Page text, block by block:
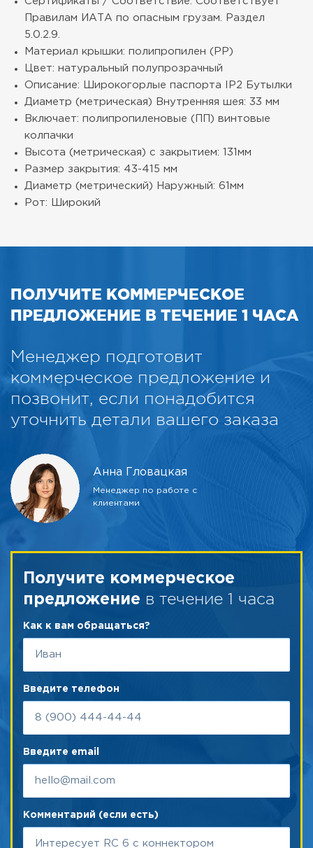
Правилам ИАТА по опасным грузам. Раздел
5.0.2.9.
Материал крышки: полипропилен (PP)
Цвет: натуральный полупрозрачный
Описание: Широкогорлые паспорта IP2 Бутылки
Диаметр (метрическая) Внутренняя шея: 33 мм
Включает: полипропиленовые (ПП) винтовые
колпачки
Высота (метрическая) с закрытием: 131мм
Размер закрытия: 43-415 мм
Диаметр (метрический) Наружный: 61мм
Рот: Широкий
ПОЛУЧИТЕ КОММЕРЧЕСКОЕ
ПРЕДЛОЖЕНИЕ В ТЕЧЕНИЕ 1 ЧАСА
Менеджер подготовит
коммерческое предложение и
позвонит, если понадобится
уточнить детали вашего заказа
Анна Гловацкая
Менеджер по работе с
клиентами
Получите коммерческое
предложение в течение 1 часа
Как к вам обращаться?
Введите телефон
Введите email
Комментарий (если есть)